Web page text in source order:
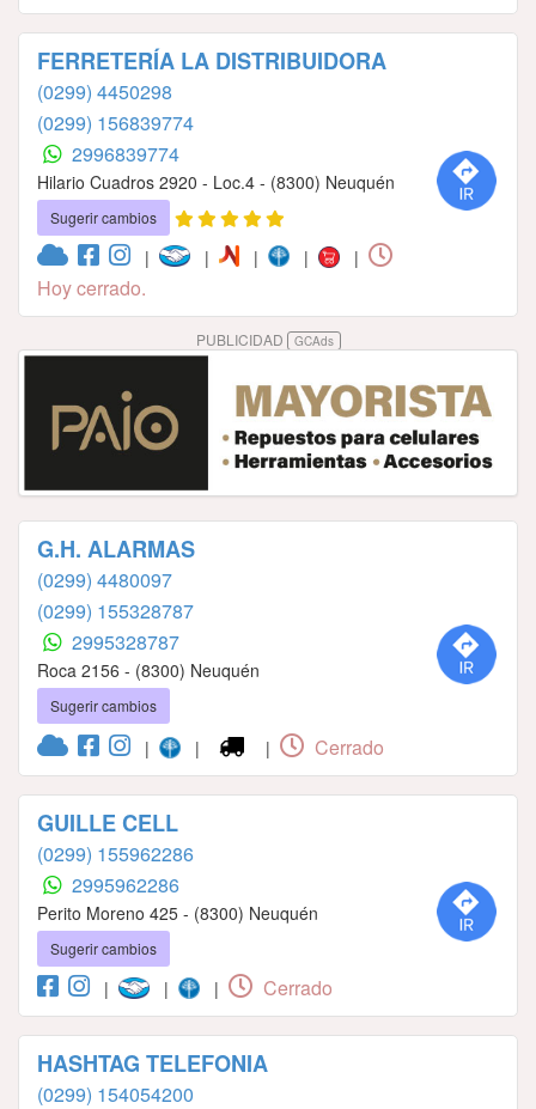
FERRETERÍA LA DISTRIBUIDORA
(0299) 4450298
(0299) 156839774
2996839774
Hilario Cuadros 2920 - Loc.4 - (8300) Neuquén
Sugerir cambios
| | | | |
Hoy cerrado.
PUBLICIDAD GCAds
G.H. ALARMAS
(0299) 4480097
(0299) 155328787
2995328787
Roca 2156 - (8300) Neuquén
Sugerir cambios
| | | Cerrado
GUILLE CELL
(0299) 155962286
2995962286
Perito Moreno 425 - (8300) Neuquén
Sugerir cambios
| | | Cerrado
HASHTAG TELEFONIA
(0299) 154054200